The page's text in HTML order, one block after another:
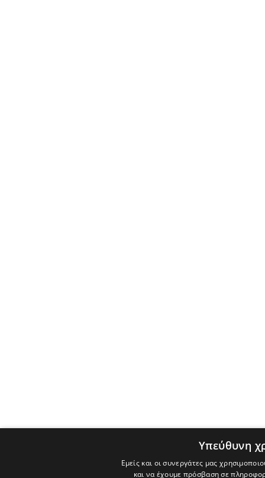
Υπεύθυνη
Εμείς και οι συνεργάτες μας
και να έχουμε πρόσβαση σε